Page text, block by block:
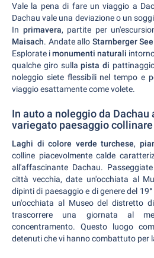
Vale la pena di fare un viaggio a
Dachau vale una deviazione o un
In primavera, partite per
Maisach. Andate allo Starnberger See
Esplorate imonumenti naturali
qualche giro sullapista di
noleggio siete flessibili nel tempo e
viaggio esattamente come volete.
In auto a noleggio da Dachau
variegato paesaggio
Laghi di colore verde turchese,
colline piacevolmente calde
all'affascinante Dachau.
città vecchia, date un'occhiata al
dipinti di paesaggio e di genere del
un'occhiata al Museo del distretto
trascorrere una giornata al
concentramento. Questo luogo
detenuti che vi hanno combattuto per